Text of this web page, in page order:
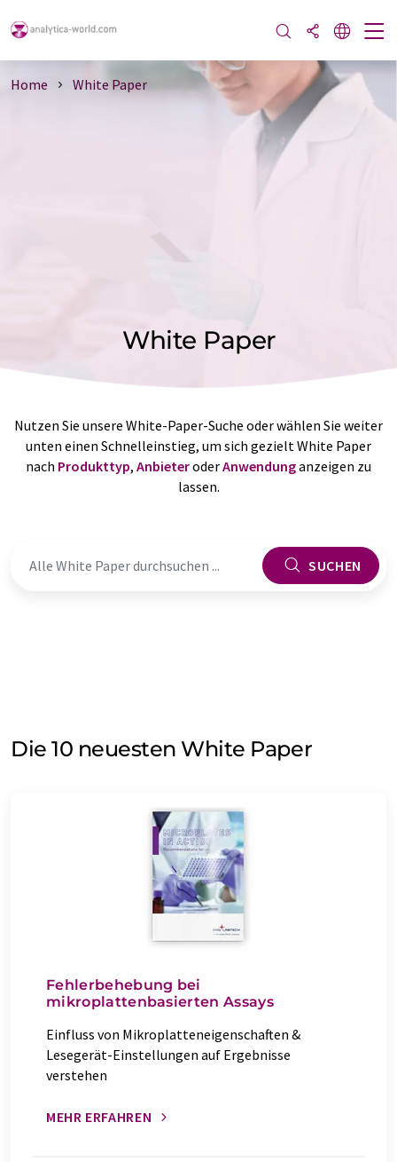
Home White Paper
White Paper
Nutzen Sie unsere White-Paper-Suche oder wählen Sie weiter
unten einen Schnelleinstieg, um sich gezielt White Paper
nach Produkttyp, AnbieteroderAnwendunganzeigen zu
lassen.
SUCHEN
Die 10 neuesten White Paper
Fehlerbehebung bei
mikroplattenbasierten Assays
Einfluss von Mikroplatteneigenschaften &
Lesegerät-Einstellungen auf Ergebnisse
verstehen
MEHR ERFAHREN